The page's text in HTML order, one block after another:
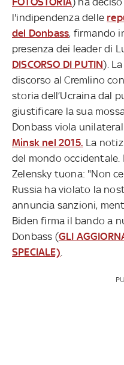
l'indipendenza delle
del Donbass, firmando
presenza dei leader di
DISCORSO DI PUTIN).
discorso al Cremlino
storia dell’Ucraina dal
giustificare la sua
Donbass viola
Minsk nel 2015. La
del mondo occidentale.
Zelensky tuona: "Non
Russia ha violato la
annuncia sanzioni,
Biden firma il bando a
Donbass (GLI
SPECIALE)